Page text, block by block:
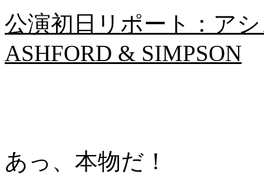
公演初日リポート：ア
ASHFORD & SIMPSON
あっ、本物だ！